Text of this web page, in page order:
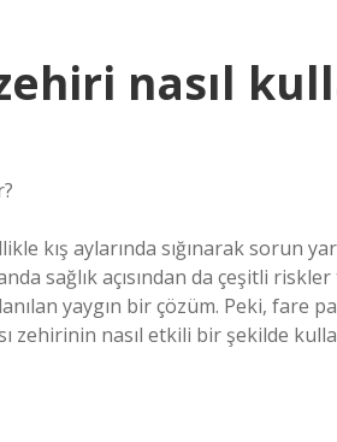
nasıl
kış aylarında sığınarak sorun
sağlık açısından da çeşitli
yaygın bir çözüm. Peki, fare
zehirinin nasıl etkili bir şekilde